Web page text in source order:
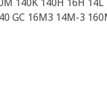
GC 16M3 14M-3